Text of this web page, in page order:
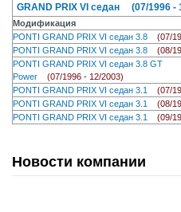
GRAND PRIX VI седан (07/1996 -
Модификация
PONTI GRAND PRIX VI седан 3.8 (07/
PONTI GRAND PRIX VI седан 3.8 (08/
PONTI GRAND PRIX VI седан 3.8 GT
Power (07/1996 - 12/2003)
PONTI GRAND PRIX VI седан 3.1 (07/
PONTI GRAND PRIX VI седан 3.1 (08/
PONTI GRAND PRIX VI седан 3.1 (09/
Новости компании